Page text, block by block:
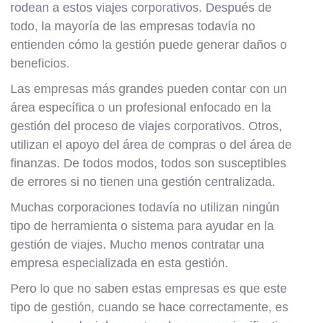
rodean a estos viajes corporativos. Después de
todo, la mayoría de las empresas todavía no
entienden cómo la gestión puede generar daños o
beneficios.
Las empresas más grandes pueden contar con un
área específica o un profesional enfocado en la
gestión del proceso de viajes corporativos. Otros,
utilizan el apoyo del área de compras o del área de
finanzas. De todos modos, todos son susceptibles
de errores si no tienen una gestión centralizada.
Muchas corporaciones todavía no utilizan ningún
tipo de herramienta o sistema para ayudar en la
gestión de viajes. Mucho menos contratar una
empresa especializada en esta gestión.
Pero lo que no saben estas empresas es que este
tipo de gestión, cuando se hace correctamente, es